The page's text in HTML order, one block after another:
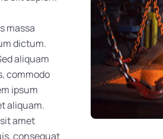
massa
dictum.
aliquam
commodo
ipsum
aliquam.
amet
consequat